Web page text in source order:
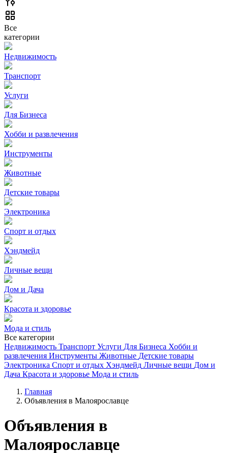
Все
категории
Недвижимость
Транспорт
Услуги
Для Бизнеса
Хобби и развлечения
Инструменты
Животные
Детские товары
Электроника
Спорт и отдых
Хэндмейд
Личные вещи
Дом и Дача
Красота и здоровье
Мода и стиль
Все категории
Недвижимость Транспорт Услуги Для Бизнеса Хобби и
развлечения Инструменты Животные Детские товары
Электроника Спорт и отдых Хэндмейд Личные вещи Дом и
Дача Красота и здоровье Мода и стиль
Главная
Объявления в Малоярославце
Объявления в
Малоярославце